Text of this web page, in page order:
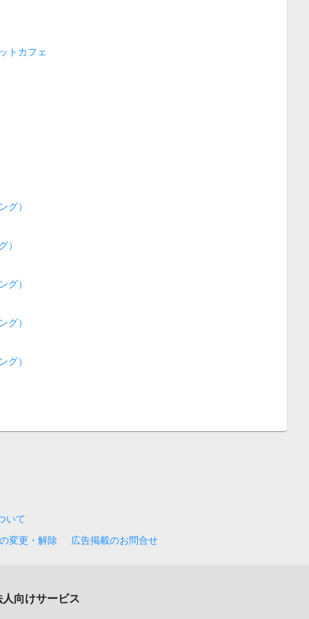
トカフェ
グ）
）
グ）
グ）
グ）
いて
変更・解除
広告掲載のお問合せ
人向けサービス